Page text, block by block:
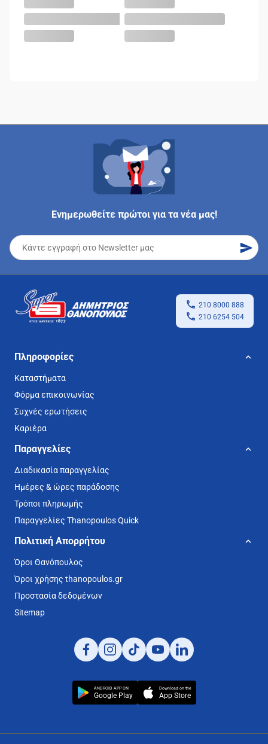
Ενημερωθείτε πρώτοι για τα νέα μας!
210 8000 888
210 6254 504
Πληροφορίες
Καταστήματα
Φόρμα επικοινωνίας
Συχνές ερωτήσεις
Καριέρα
Παραγγελίες
Διαδικασία παραγγελίας
Ημέρες & ώρες παράδοσης
Τρόποι πληρωμής
Παραγγελίες Thanopoulos Quick
Πολιτική Απορρήτου
Όροι Θανόπουλος
Όροι χρήσης thanopoulos.gr
Προστασία δεδομένων
Sitemap
ANDROID APP ON
Google Play
Download on the
App Store